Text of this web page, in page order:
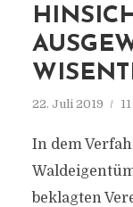
22. Juli 2019
In dem
beklagten